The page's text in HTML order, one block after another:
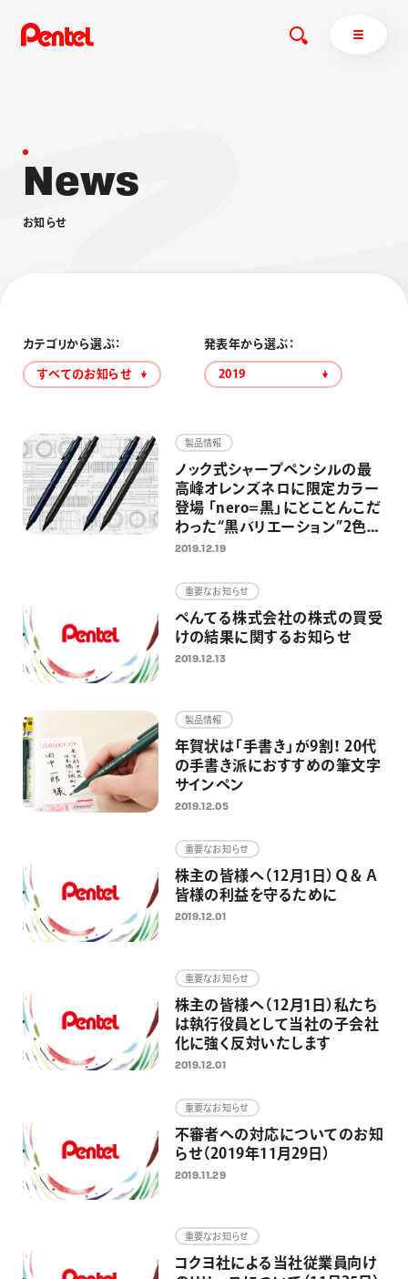
商品を探す
ブラッシュ（筆）
その他
採用情報
運営会社
News
お知 らせ
カテゴリから選ぶ：
すべてのお知らせ
発表年から選ぶ：
2019
製品情報
ノック式シャープペンシルの最
高峰オレンズネロに限定カラー
登場 「nero=黒」にとことんこだ
わった“黒バリエーション”2色を
発売
2019.12.19
重要なお知らせ
ぺんてる株式会社の株式の買受
けの結果に関するお知らせ
2019.12.13
製品情報
年賀状は「手書き」が9割！ 20代
の手書き派におすすめの筆文字
サインペン
2019.12.05
重要なお知らせ
株主の皆様へ（12月1日）Ｑ＆Ａ
皆様の利益を守るために
2019.12.01
重要なお知らせ
株主の皆様へ（12月1日）私たち
は執行役員として当社の子会社
化に強く反対いたします
2019.12.01
重要なお知らせ
不審者への対応についてのお知
らせ（2019年11月29日）
2019.11.29
重要なお知らせ
コクヨ社による当社従業員向け